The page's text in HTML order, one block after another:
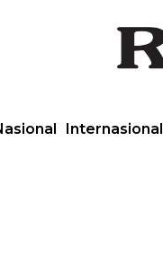
Internasional